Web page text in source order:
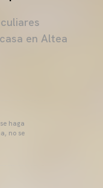
en Altea
haga
no se